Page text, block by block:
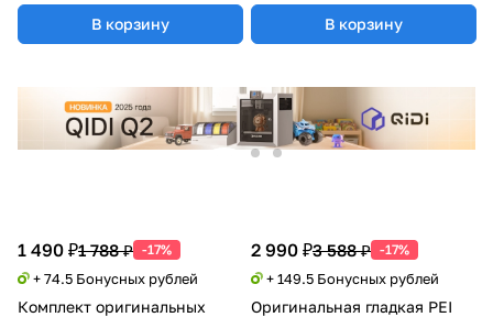
В корзину В корзину
1 490 ₽1 788 ₽ -17%
+ 74.5 Бонусных рублей
Комплект оригинальных
2 990 ₽3 588 ₽ -17%
+ 149.5 Бонусных рублей
Оригинальная гладкая PEI